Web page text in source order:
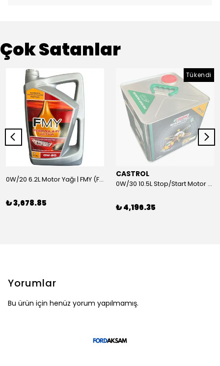
Çok Satanlar
0W/20 6.2L Motor Yağı | FMY (Ford Motor Yağları)
₺ 3,678.85
Tükendi
CASTROL
0W/30 10.5L Stop/Start Motor Yağı | CASTROL
₺ 4,196.35
Yorumlar
Bu ürün için henüz yorum yapılmamış.